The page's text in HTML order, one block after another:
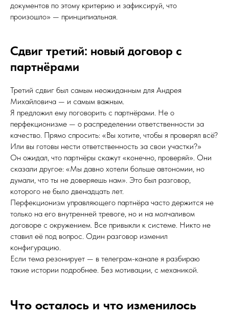
документов по этому критерию и зафиксируй, что
произошло» — принципиальная.
Сдвиг третий: новый договор с
партнёрами
Третий сдвиг был самым неожиданным для Андрея
Михайловича — и самым важным.
Я предложил ему поговорить с партнёрами. Не о
перфекционизме — о распределении ответственности за
качество. Прямо спросить: «Вы хотите, чтобы я проверял всё?
Или вы готовы нести ответственность за свои участки?»
Он ожидал, что партнёры скажут «конечно, проверяй». Они
сказали другое: «Мы давно хотели больше автономии, но
думали, что ты не доверяешь нам». Это был разговор,
которого не было двенадцать лет.
Перфекционизм управляющего партнёра часто держится не
только на его внутренней тревоге, но и на молчаливом
договоре с окружением. Все привыкли к системе. Никто не
ставил её под вопрос. Один разговор изменил
конфигурацию.
Если тема резонирует — в телеграм-канале я разбираю
такие истории подробнее. Без мотивации, с механикой.
Что осталось и что изменилось